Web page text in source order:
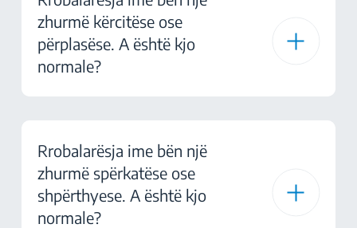
zhurmë kërcitëse ose
përplasëse. A është kjo
normale?
Rrobalarësja ime bën një
zhurmë spërkatëse ose
shpërthyese. A është kjo
normale?